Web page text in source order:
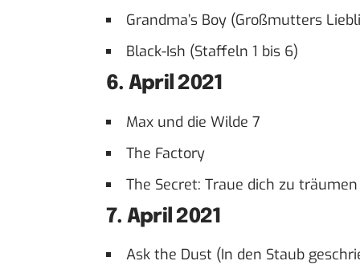
Grandma’s Boy (Großmutters
Black-Ish (Staffeln 1 bis 6)
6. April 2021
Max und die Wilde 7
The Factory
The Secret: Traue dich zu träumen
7. April 2021
Ask the Dust (In den Staub